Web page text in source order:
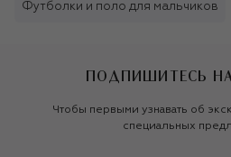
Футболки и поло для мальчиков
ПОДПИШИТЕСЬ
Чтобы первыми узнавать об
специальных